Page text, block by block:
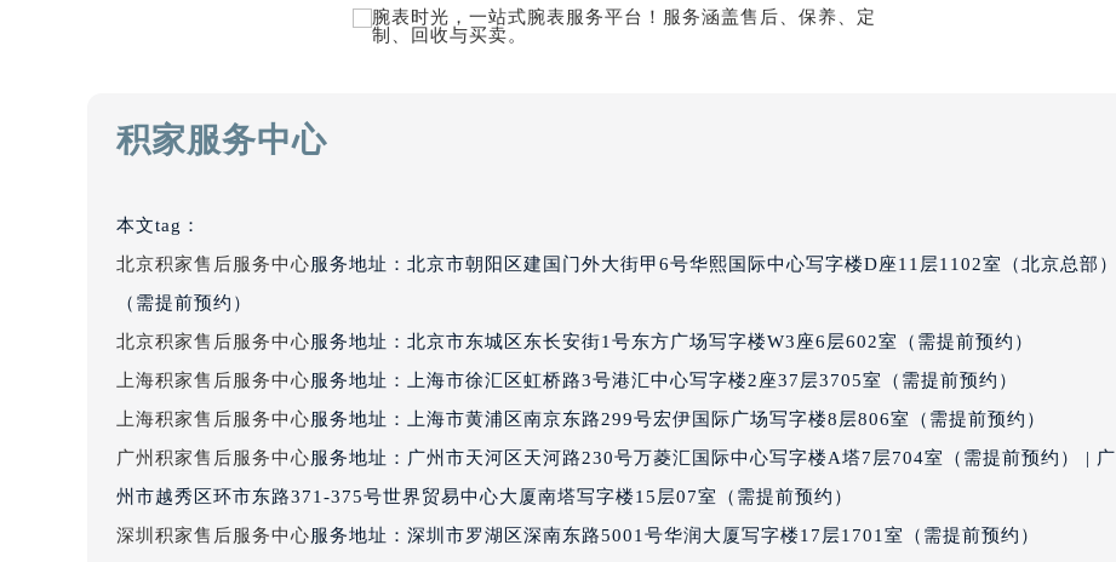
黑龙江省牡丹江市东安区太平路积家售后服务中心（需提前预约）
黑龙江省七台河市桃山区大同街积家售后服务中心（需提前预约）
黑龙江省绥化市北林区新华街与康庄路交叉口积家售后服务中心（需提前预约）
吉林省辽源市龙山区人民大街积家售后服务中心（需提前预约）
吉林省梅河口市新华街道梅河大街积家售后服务中心（需提前预约）
吉林省四平市铁东区紫气大路与南九经街交汇处积家售后服务中心（需提前预约）
吉林省松原市宁江区五环大街积家售后服务中心（需提前预约）
吉林省通化市东昌区环通乡江南大街积家售后服务中心（需提前预约）
吉林省延边市延吉市解放路积家售后服务中心（需提前预约）
积家服务中心
本文tag：
北京积家售后服务中心 服务地址：北京市朝阳区建国门外大街甲6号华熙国际中心写字楼D座11层1102室（北京总部）
（需提前预约）
北京积家售后服务中心 服务地址：北京市东城区东长安街1号东方广场写字楼W3座6层602室（需提前预约）
上海积家售后服务中心 服务地址：上海市徐汇区虹桥路3号港汇中心写字楼2座37层3705室（需提前预约）
上海积家售后服务中心 服务地址：上海市黄浦区南京东路299号宏伊国际广场写字楼8层806室（需提前预约）
广州积家售后服务中心 服务地址：广州市天河区天河路230号万菱汇国际中心写字楼A塔7层704室（需提前预约） | 广
州市越秀区环市东路371-375号世界贸易中心大厦南塔写字楼15层07室（需提前预约）
深圳积家售后服务中心 服务地址：深圳市罗湖区深南东路5001号华润大厦写字楼17层1701室（需提前预约）